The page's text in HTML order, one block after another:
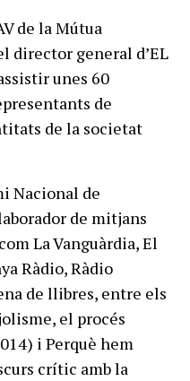
de la Mútua
director general d’EL
unes 60
de
de la societat
Nacional de
de mitjans
La Vanguàrdia, El
Ràdio, Ràdio
de llibres, entre els
el procés
i Perquè hem
crític amb la